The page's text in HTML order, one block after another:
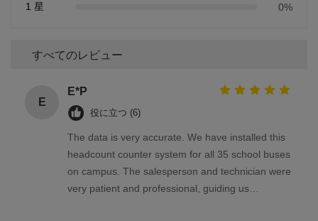
1 星
0%
すべてのレビュー
E
E*P
役に立つ (6)
The data is very accurate. We have installed this
headcount counter system for all 35 school buses
on campus. The salesperson and technician were
very patient and professional, guiding us